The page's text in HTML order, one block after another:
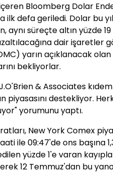
Bloomberg Dolar
ilk defa geriledi. Dolar bu
aynı süreçte altın yüzde 19
dair işaretler
yarın açıklanacak
bekliyorlar.
& Associates
piyasasını destekliyor.
yorumunu yaptı.
New York Comex
ile 09:47'de ons başına
yüzde 1'e varan
12 Temmuz'dan bu